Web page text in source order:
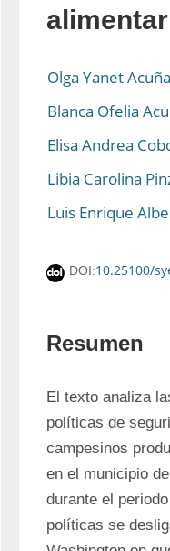
Olga Yanet
Blanca Ofelia
Elisa Andrea
Libia Carolina
Luis Enrique
DOI:10.25100/
Resumen
El texto analiza
políticas de
campesinos
en el municipio
durante el
políticas se